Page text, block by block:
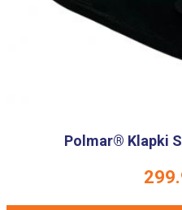
Polmar® Klapki